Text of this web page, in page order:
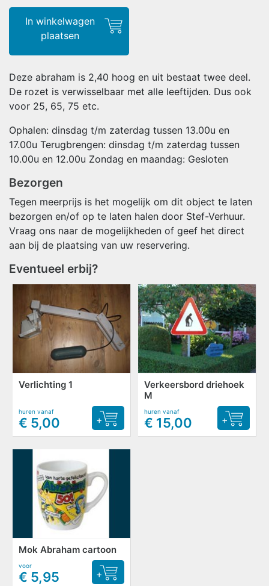
In winkelwagen
plaatsen
Deze abraham is 2,40 hoog en uit bestaat twee deel.
De rozet is verwisselbaar met alle leeftijden. Dus ook
voor 25, 65, 75 etc.
Ophalen: dinsdag t/m zaterdag tussen 13.00u en
17.00u Terugbrengen: dinsdag t/m zaterdag tussen
10.00u en 12.00u Zondag en maandag: Gesloten
Bezorgen
Tegen meerprijs is het mogelijk om dit object te laten
bezorgen en/of op te laten halen door Stef-Verhuur.
Vraag ons naar de mogelijkheden of geef het direct
aan bij de plaatsing van uw reservering.
Eventueel erbij?
Verlichting 1
huren vanaf
€ 5,00 +
Verkeersbord driehoek
M
huren vanaf
€ 15,00 +
Mok Abraham cartoon
voor
€ 5,95 +